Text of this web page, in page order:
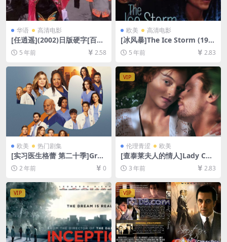
华语 高清电影
[任逍遥](2002)日版硬字[百度
网盘+迅雷云盘资源DVD高清
未删减][MP4/6.3GB][国语中
5 年前 2.58
欧美 高清电影
[冰风暴]The Ice Storm (199
7)[百度网盘+迅雷云盘资源10
80P超清未删减][MP4/7.1GB]
5 年前 2.83
欧美 热门剧集
[实习医生格蕾 第二十季]Gre
y’s Anatomy Season 20 (20
24)[百度网盘+夸克网盘1080P
超清未删减资源][网盘在线播
放/下载][MP4/18GB][奈飞官
方中字]
2 年前 0
VIP
伦理青涩 欧美
[查泰莱夫人的情人]Lady Cha
tterley’s Lover (2022)[百度
网盘+迅雷云盘资源1080P超
清未删减][MP4/7.6GB][中英
字幕]
3 年前 2.83
VIP VIP